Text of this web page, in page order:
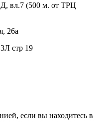
вл.7 (500 м. от ТРЦ
26а
стр 19
если вы находитесь в